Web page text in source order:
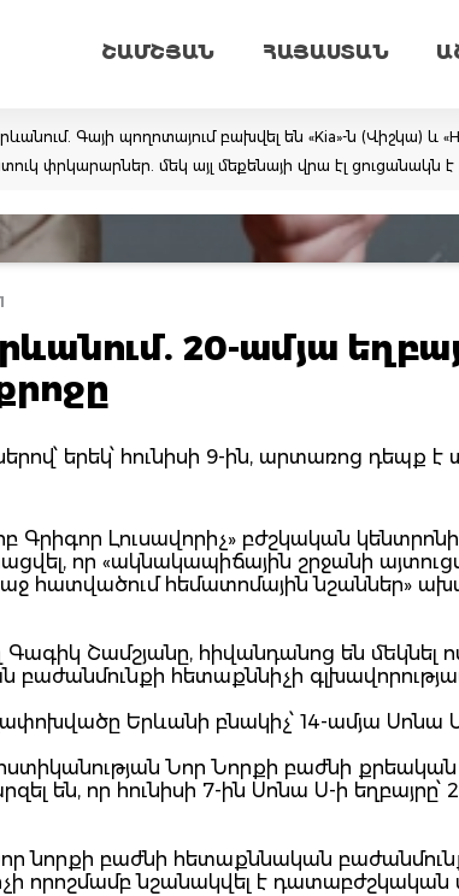
ՇԱՄՇՅԱՆ ՀԱՅԱՍՏԱՆ
Գայի պողոտայում բախվել են «Kia»-ն (Վիշկա) և
փրկարարներ. մեկ այլ մեքենայի վրա էլ
20-ամյա
երեկ՝ հունիսի 9-ին, արտառոց դեպք է
Գրիգոր Լուսավորիչ» բժշկական
որ «ակնակապիճային շրջանի
հատվածում հեմատոմային նշաններ»
Գագիկ Շամշյանը, հիվանդանոց են մեկնել
հետաքննիչի
Երևանի բնակիչ՝ 14-ամյա Սոնա
ոստիկանության Նոր Նորքի բաժնի
են, որ հունիսի 7-ին Սոնա Ս-ի եղբայրը՝
նորքի բաժնի հետաքննական
նշանակվել է դատաբժշկական